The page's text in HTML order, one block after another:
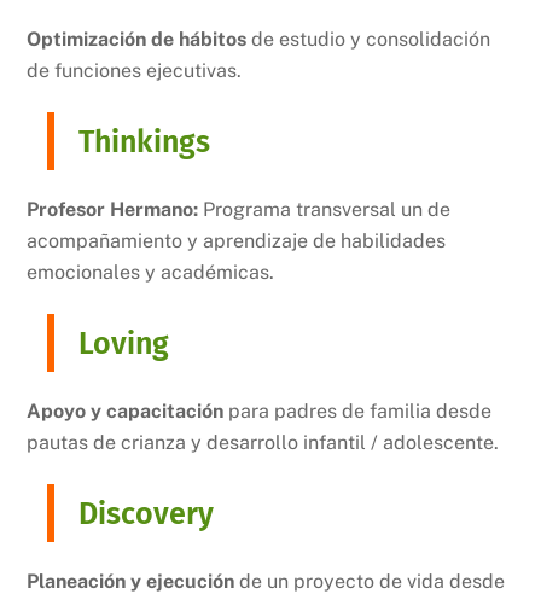
Optimización de hábitos de estudio y consolidación
de funciones ejecutivas.
Thinkings
Profesor Hermano: Programa transversal un de
acompañamiento y aprendizaje de habilidades
emocionales y académicas.
Loving
Apoyo y capacitación para padres de familia desde
pautas de crianza y desarrollo infantil / adolescente.
Discovery
Planeación y ejecución de un proyecto de vida desde